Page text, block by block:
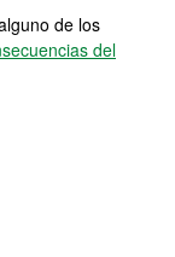
de los
del